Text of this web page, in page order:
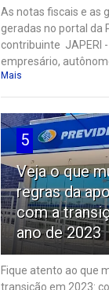
As notas fiscais e as
geradas no portal da
contribuinte JAPERI
empresário,
Mais
5
Veja o que
regras da
com a
ano de 2023
Fique atento ao que
transição em 2023: